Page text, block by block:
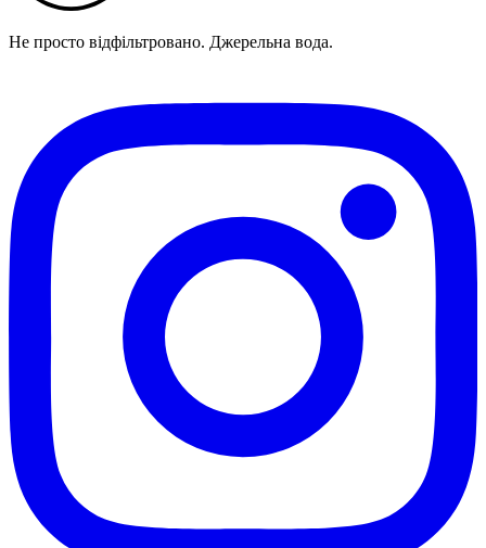
Не просто відфільтровано. Джерельна вода.